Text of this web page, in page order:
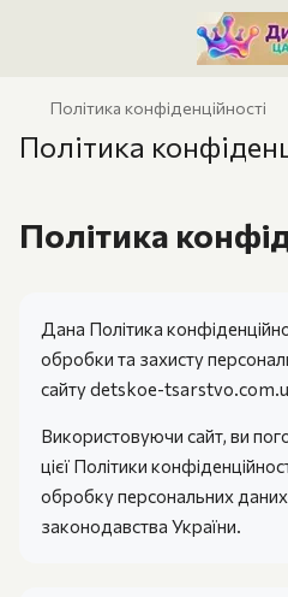
Політика конфіденційності
Політика
Політика
Дана Політика
обробки та захисту
сайту detskoe-
Використовуючи сайт, ви
цієї Політики
обробку персональних
законодавства України.